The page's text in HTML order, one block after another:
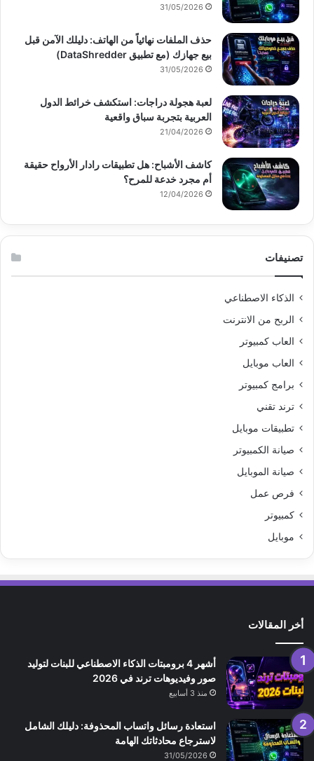
31/05/2026
حذف الملفات نهائياً من الهاتف: دليلك الآمن قبل
بيع جهازك (مع تطبيق DataShredder)
31/05/2026
لعبة هجولة دراجات: استكشف خرائط الدول
العربية بتجربة سباق واقعية
21/04/2026
كاشف الأشباح: هل تطبيقات رادار الأرواح حقيقة
أم مجرد خدعة للمرح؟
12/04/2026
تصنيفات
الذكاء الاصطناعي
الربح من الانترنت
العاب كمبيوتر
العاب موبايل
برامج كمبيوتر
ترند تقني
تطبيقات موبايل
صيانة الكمبيوتر
صيانة الموبايل
فرص عمل
كمبيوتر
موبايل
أخر المقالات
أشهر 4 برومبتات الذكاء الاصطناعي للبنات لتوليد
صور وفيديوهات ترند في 2026
منذ 3 أسابيع
استعادة رسائل واتساب المحذوفة: دليلك الشامل
لاسترجاع محادثاتك الهامة
31/05/2026